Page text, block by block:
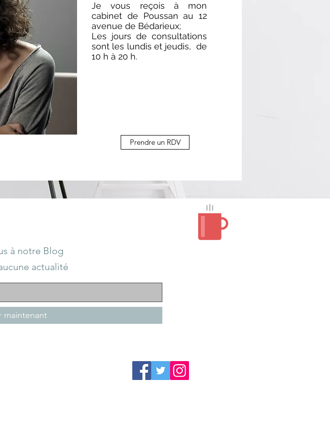
Je vous reçois à mon
cabinet de Poussan au 12
avenue de Bédarieux;
Les jours de consultations
sont les lundis et jeudis, de
10 h à 20 h.
Prendre un RDV
à notre Blog
actualité
maintenant